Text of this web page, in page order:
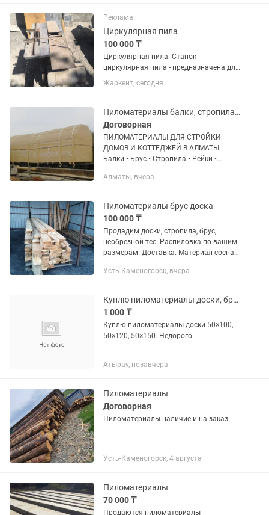
городу Астана.!
Реклама
Циркулярная пила
100 000 ₸
Циркулярная пила. Станок
циркулярная пила - предназначена для
продольного и поперечного пиления
пиломатериалов и изделий из дерева,
материалов. Циркулярная пила...
Жаркент, сегодня
Пиломатериалы балки, стропила, обрешетка, брус, обрезная не обрезная
Договорная
ПИЛОМАТЕРИАЛЫ ДЛЯ СТРОЙКИ
ДОМОВ И КОТТЕДЖЕЙ В АЛМАТЫ
Балки • Брус • Стропила • Рейки •
строительства из качественной сосны.
обрабатывается для вас...
Алматы, вчера
Пиломатериалы брус доска
100 000 ₸
Продадим доски, стропила, брус,
необрезной тес. Распиловка по вашим
размерам. Доставка. Материал сосна
Усть-Каменогорск, вчера
Куплю пиломатериалы доски, брус. Можно 3-4 метровые. Профлист.
1 000 ₸
Куплю пиломатериалы доски 50×100,
50×120, 50×150. Недорого.
Атырау, позавчера
Пиломатериалы
Договорная
Пиломатериалы наличие и на заказ
Усть-Каменогорск, 4 августа
Пиломатериалы
70 000 ₸
Продаются пиломатериалы